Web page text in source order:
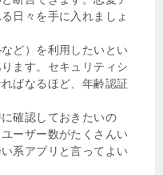
日々を手に入れましょ
ど）を利用したいとい
ます。セキュリティシ
ばなるほど、年齢認証
確認しておきたいの
ーザー数がたくさんい
系アプリと言ってよい